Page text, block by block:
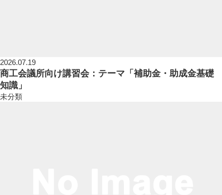
2026.07.19
商工会議所向け講習会：テーマ「補助金・助成金基礎
知識」
未分類